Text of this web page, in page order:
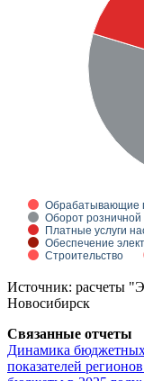
Обрабатывающие
Оборот розничной
Платные услуги
Обеспечение
Строительство
Источник: расчеты
Новосибирск
Связанные отчеты
Динамика
показателей